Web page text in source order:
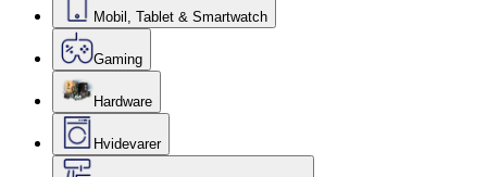
Mobil, Tablet & Smartwatch
Gaming
Hardware
Hvidevarer